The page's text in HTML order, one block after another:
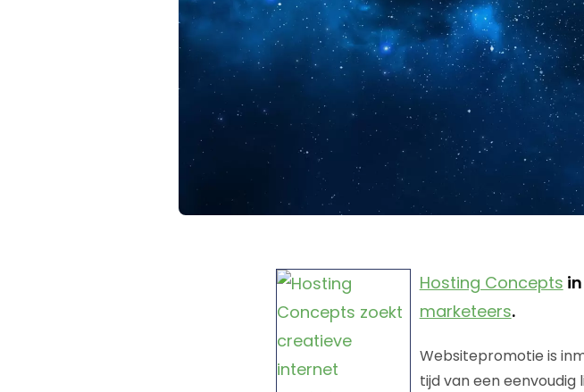
Hosting Concepts
marketeers.
Websitepromotie is
tijd van een eenvoudig